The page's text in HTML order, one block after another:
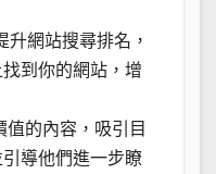
升網站搜尋排名，
到你的網站，增
值的內容，吸引目
導他們進一步瞭